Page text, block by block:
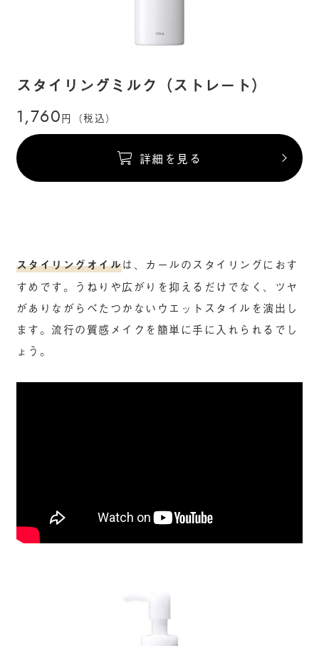
スタイリングミルク（ストレート）
1,760円（税込）
詳細を見る
スタイリングオイルは、カールのスタイリングにおす
すめです。うねりや広がりを抑えるだけでなく、ツヤ
がありながらべたつかないウエットスタイルを演出し
ます。流行の質感メイクを簡単に手に入れられるでし
ょう。